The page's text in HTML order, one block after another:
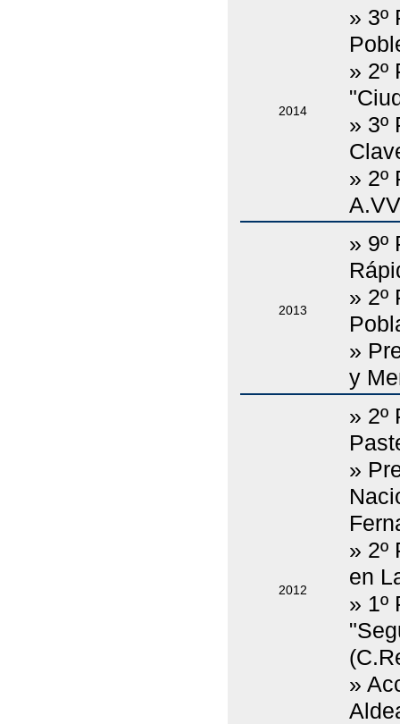
2014
» 3º
» 2º
» 3º
» 2º
2013
» 9º
» 2º
»
y
2012
» 2º
»
» 2º
en
» 1º
»